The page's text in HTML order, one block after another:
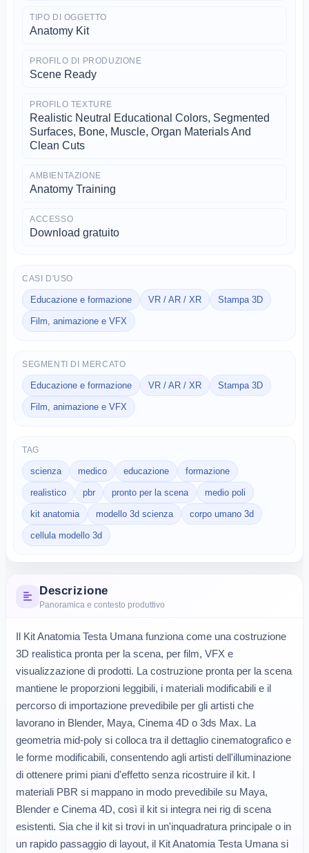
TIPO DI OGGETTO
Anatomy Kit
PROFILO DI PRODUZIONE
Scene Ready
PROFILO TEXTURE
Realistic Neutral Educational Colors, Segmented
Surfaces, Bone, Muscle, Organ Materials And
Clean Cuts
AMBIENTAZIONE
Anatomy Training
ACCESSO
Download gratuito
CASI D'USO
Educazione e formazione VR / AR / XR Stampa 3D
Film, animazione e VFX
SEGMENTI DI MERCATO
Educazione e formazione VR / AR / XR Stampa 3D
Film, animazione e VFX
TAG
scienza medico educazione formazione
realistico pbr pronto per la scena medio poli
kit anatomia modello 3d scienza corpo umano 3d
cellula modello 3d
Descrizione
Panoramica e contesto produttivo
Il Kit Anatomia Testa Umana funziona come una costruzione
3D realistica pronta per la scena, per film, VFX e
visualizzazione di prodotti. La costruzione pronta per la scena
mantiene le proporzioni leggibili, i materiali modificabili e il
percorso di importazione prevedibile per gli artisti che
lavorano in Blender, Maya, Cinema 4D o 3ds Max. La
geometria mid-poly si colloca tra il dettaglio cinematografico e
le forme modificabili, consentendo agli artisti dell'illuminazione
di ottenere primi piani d'effetto senza ricostruire il kit. I
materiali PBR si mappano in modo prevedibile su Maya,
Blender e Cinema 4D, così il kit si integra nei rig di scena
esistenti. Sia che il kit si trovi in un'inquadratura principale o in
un rapido passaggio di layout, il Kit Anatomia Testa Umana si